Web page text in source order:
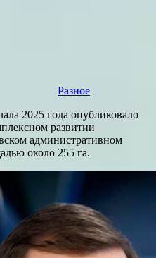
Разное
2025 года опубликовало
развитии
административном
около 255 га.